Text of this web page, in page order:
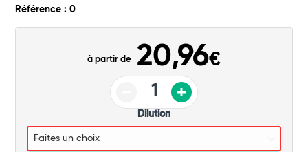
Référence : 0
à partir de 20,96€
Dilution